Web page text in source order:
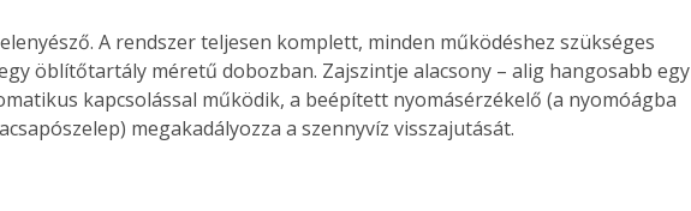
A rendszer teljesen komplett, minden működéshez szükséges
öblítőtartály méretű dobozban. Zajszintje alacsony – alig hangosabb egy
kapcsolással működik, a beépített nyomásérzékelő (a nyomóágba
megakadályozza a szennyvíz visszajutását.